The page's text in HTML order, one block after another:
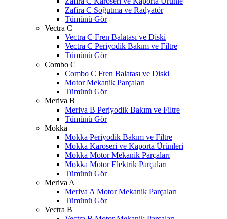
Zafira C Soğutma ve Radyatör
Tümünü Gör
Vectra C
Vectra C Fren Balatası ve Diski
Vectra C Periyodik Bakım ve Filtre
Tümünü Gör
Combo C
Combo C Fren Balatası ve Diski
Motor Mekanik Parçaları
Tümünü Gör
Meriva B
Meriva B Periyodik Bakım ve Filtre
Tümünü Gör
Mokka
Mokka Periyodik Bakım ve Filtre
Mokka Karoseri ve Kaporta Ürünleri
Mokka Motor Mekanik Parçaları
Mokka Motor Elektrik Parçaları
Tümünü Gör
Meriva A
Meriva A Motor Mekanik Parçaları
Tümünü Gör
Vectra B